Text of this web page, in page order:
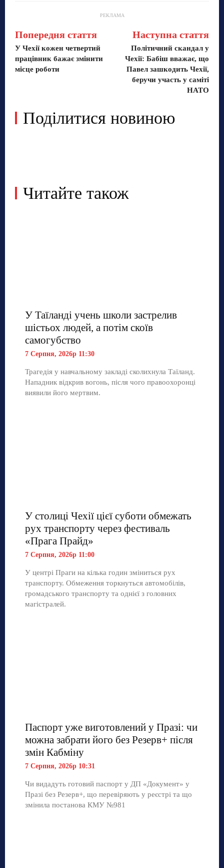
РЕКЛАМА
Попередня стаття
У Чехії кожен четвертий
працівник бажає змінити
місце роботи
Наступна стаття
Політичний скандал у
Чехії: Бабіш вважає, що
Павел зашкодить Чехії,
беручи участь у саміті
НАТО
Поділитися новиною
Читайте також
У Таїланді учень школи застрелив
шістьох людей, а потім скоїв
самогубство
7 Серпня, 2026р 11:30
Трагедія у навчальному закладі сколихнула Таїланд.
Нападник відкрив вогонь, після чого правоохоронці
виявили його мертвим.
У столиці Чехії цієї суботи обмежать
рух транспорту через фестиваль
«Прага Прайд»
7 Серпня, 2026р 11:00
У центрі Праги на кілька годин зміниться рух
транспорту. Обмеження торкнуться автомобілів,
громадського транспорту та однієї з головних
магістралей.
Паспорт уже виготовлений у Празі: чи
можна забрати його без Резерв+ після
змін Кабміну
7 Серпня, 2026р 10:31
Чи видадуть готовий паспорт у ДП «Документ» у
Празі без Резерв+, що перевіряють у реєстрі та що
змінила постанова КМУ №981